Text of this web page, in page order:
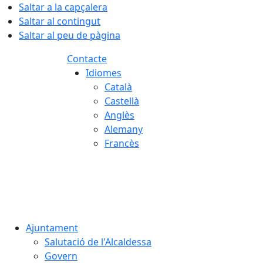
Saltar a la capçalera
Saltar al contingut
Saltar al peu de pàgina
Contacte
Idiomes
Català
Castellà
Anglès
Alemany
Francès
Ajuntament
Salutació de l'Alcaldessa
Govern